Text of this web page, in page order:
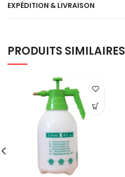
EXPÉDITION & LIVRAISON
PRODUITS SIMILAIRES